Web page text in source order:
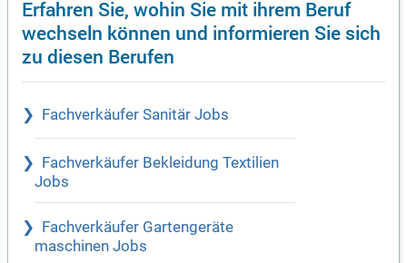
Erfahren Sie, wohin Sie mit ihrem Beruf
wechseln können und informieren Sie sich
zu diesen Berufen
Fachverkäufer Sanitär Jobs
Fachverkäufer Bekleidung Textilien
Jobs
Fachverkäufer Gartengeräte
maschinen Jobs